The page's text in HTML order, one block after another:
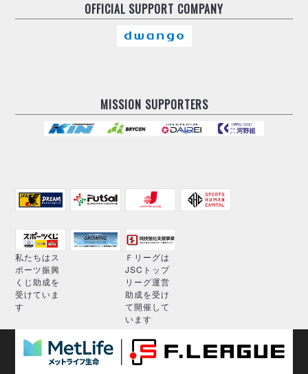
OFFICIAL SUPPORT COMPANY
MISSION SUPPORTERS
私たちはス
ポーツ振興
くじ助成を
受けていま
す
Ｆリーグは
JSCトップ
リーグ運営
助成を受け
て開催して
います